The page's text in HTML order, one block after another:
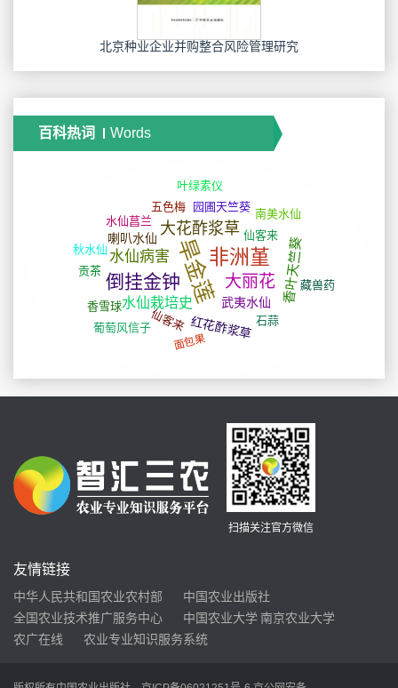
北京种业企业并购整合风险管理研究
百科热词 Words
扫描关注官方微信
友情链接
中华人民共和国农业农村部
中国农业出版社
全国农业技术推广服务中心
中国农业大学 南京农业大学
农广在线
农业专业知识服务系统